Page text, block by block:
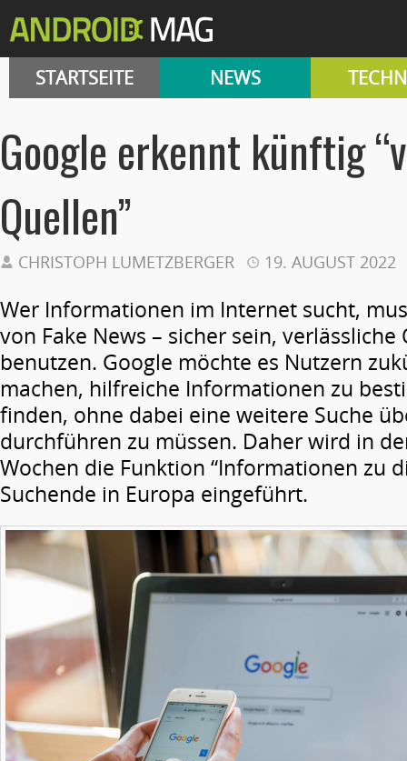
STARTSEITE NEWS
Google erkennt künftig
Quellen”
CHRISTOPH LUMETZBERGER 19. AUGUST 2022
Wer Informationen im Internet sucht,
von Fake News – sicher sein, verlässliche
benutzen. Google möchte es Nutzern
machen, hilfreiche Informationen zu
finden, ohne dabei eine weitere Suche
durchführen zu müssen. Daher wird in
Wochen die Funktion “Informationen zu
Suchende in Europa eingeführt.